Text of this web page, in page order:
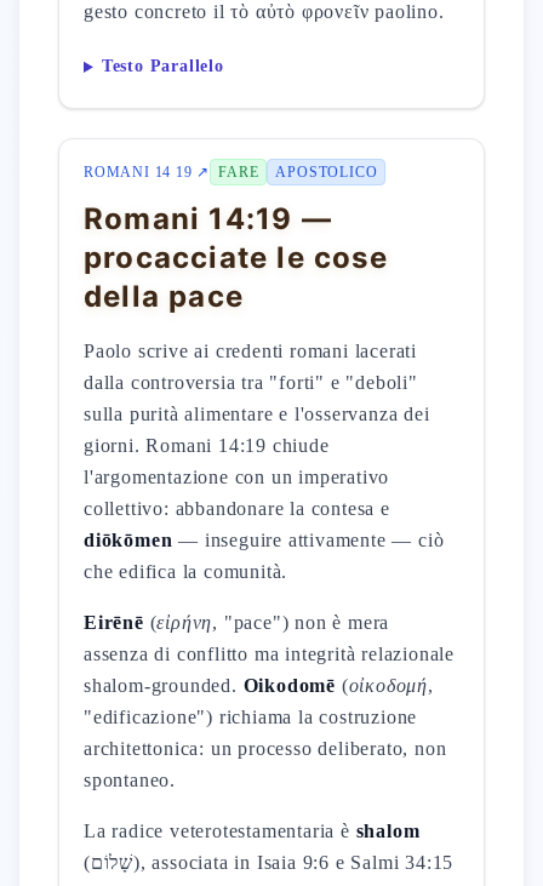
gesto concreto il τὸ αὐτὸ φρονεῖν paolino.
Testo Parallelo
ROMANI 14 19 ↗ FARE APOSTOLICO
Romani 14:19 —
procacciate le cose
della pace
Paolo scrive ai credenti romani lacerati
dalla controversia tra "forti" e "deboli"
sulla purità alimentare e l'osservanza dei
giorni. Romani 14:19 chiude
l'argomentazione con un imperativo
collettivo: abbandonare la contesa e
diōkōmen — inseguire attivamente — ciò
che edifica la comunità.
Eirēnē (εἰρήνη, "pace") non è mera
assenza di conflitto ma integrità relazionale
shalom-grounded. Oikodomē (οἰκοδομή,
"edificazione") richiama la costruzione
architettonica: un processo deliberato, non
spontaneo.
La radice veterotestamentaria è shalom
(שָׁלוֹם), associata in Isaia 9:6 e Salmi 34:15